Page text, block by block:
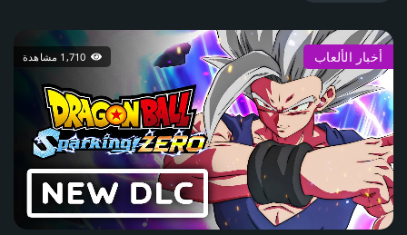
وبناء البوابات. 🛏️ السرير: يحدد نقطة العودة عند الموت. أعداء ماين
كرافت والتحديات ⚔️ الكريبر (Creeper): أشهر أعداء اللعبة، ينفجر عند
الاقتراب منك. 🧟 الزومبي: يتحرك في الليل ويهاجم اللاعبين. 🏹 الهيكل
العظمي: يهاجمك من مسافة بعيدة بالسهام. 👿 الإندرمان
(Enderman): كائن غامض قادر على الانتقال الفوري. 🐉 إندر دراغون
(Ender Dragon): الزعيم الأخير في عالم "الإند". لماذا ماين كرافت
من أعظم الألعاب؟ حرية لا نهائية: يمكنك البناء، القتال، الاستكشاف، أو
اللعب الجماعي مع الأصدقاء. مجتمع ضخم: ملايين اللاعبين يشاركون في
السيرفرات ويصنعون مودات (Mods) وإضافات رائعة. تعليمية ومبتكرة:
تُستخدم في التعليم والتدريب، خاصة في مجالات البرمجة والتصميم.
تحديثات مستمرة: تصدر موجانغ تحديثات جديدة تضيف ميزات وعوالم
لنكتشف ذلك معًا! قبل الغوص في تفاصيل هذه المراجعة، لا يمكن إنكار
تأثير سلسلة Budokai Tenkaichi على ألعاب Dragon Ball، حيث
قدمت على مر التاريخ تجربة قتال ثلاثية الأبعاد ممتعة ومثيرة، مع قائمة
ضخمة من الشخصيات ومعارك سريعة تحاكي أجواء الأنمي بشكل رائع،
وقد تركت هذه السلسلة بصمة واضحة في قلوب اللاعبين، مما يجعل
التوقعات مرتبطة بهذا الجزء Dragon Ball Sparking! Zero.
أخبار الألعاب 1,710 مشاهدة